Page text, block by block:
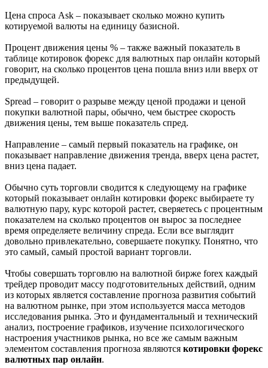
Цена спроса Ask – показывает сколько можно купить
котируемой валюты на единицу базисной.
Процент движения цены % – также важный показатель в
таблице котировок форекс для валютных пар онлайн который
говорит, на сколько процентов цена пошла вниз или вверх от
предыдущей.
Spread – говорит о разрыве между ценой продажи и ценой
покупки валютной пары, обычно, чем быстрее скорость
движения цены, тем выше показатель спред.
Направление – самый первый показатель на графике, он
показывает направление движения тренда, вверх цена растет,
вниз цена падает.
Обычно суть торговли сводится к следующему на графике
который показывает онлайн котировки форекс выбираете ту
валютную пару, курс которой растет, сверяетесь с процентным
показателем на сколько процентов он вырос за последнее
время определяете величину спреда. Если все выглядит
довольно привлекательно, совершаете покупку. Понятно, что
это самый, самый простой вариант торговли.
Чтобы совершать торговлю на валютной бирже forex каждый
трейдер проводит массу подготовительных действий, одним
из которых является составление прогноза развития событий
на валютном рынке, при этом используется масса методов
исследования рынка. Это и фундаментальный и технический
анализ, построение графиков, изучение психологического
настроения участников рынка, но все же самым важным
элементом составления прогноза являются котировки форекс
валютных пар онлайн.